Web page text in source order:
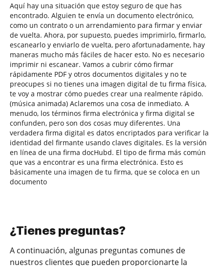
Aquí hay una situación que estoy seguro de que has
encontrado. Alguien te envía un documento electrónico,
como un contrato o un arrendamiento para firmar y enviar
de vuelta. Ahora, por supuesto, puedes imprimirlo, firmarlo,
escanearlo y enviarlo de vuelta, pero afortunadamente, hay
maneras mucho más fáciles de hacer esto. No es necesario
imprimir ni escanear. Vamos a cubrir cómo firmar
rápidamente PDF y otros documentos digitales y no te
preocupes si no tienes una imagen digital de tu firma física,
te voy a mostrar cómo puedes crear una realmente rápido.
(música animada) Aclaremos una cosa de inmediato. A
menudo, los términos firma electrónica y firma digital se
confunden, pero son dos cosas muy diferentes. Una
verdadera firma digital es datos encriptados para verificar la
identidad del firmante usando claves digitales. Es la versión
en línea de una firma docHubd. El tipo de firma más común
que vas a encontrar es una firma electrónica. Esto es
básicamente una imagen de tu firma, que se coloca en un
documento
¿Tienes preguntas?
A continuación, algunas preguntas comunes de
nuestros clientes que pueden proporcionarte la